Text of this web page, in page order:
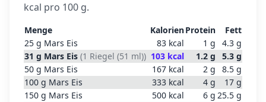
kcal pro 100 g.
Menge KalorienProtein
Fett
25 g Mars Eis 83 kcal 1 g 4.3 g
31 g Mars Eis (1 Riegel (51 ml)) 103 kcal 1.2 g 5.3 g
50 g Mars Eis 167 kcal 2 g 8.5 g
100 g Mars Eis 333 kcal 4 g 17 g
150 g Mars Eis 500 kcal 6 g 25.5 g